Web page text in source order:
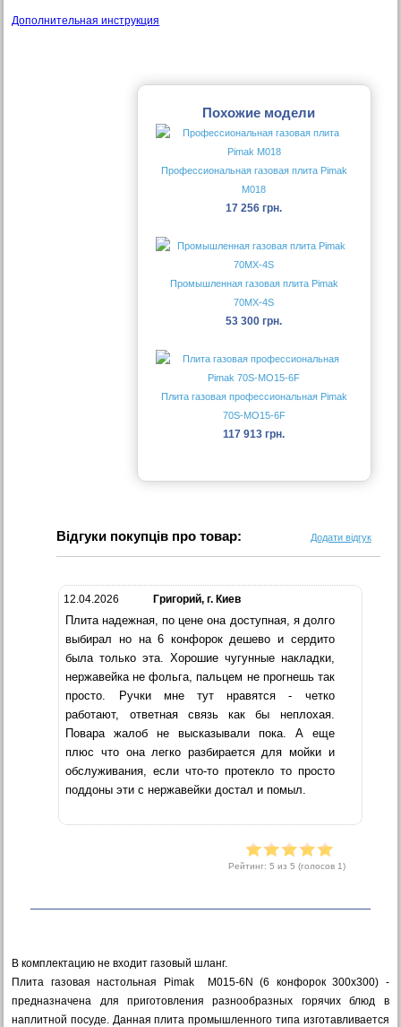
Дополнительная инструкция
Похожие модели
Профессиональная газовая плита Pimak
М018
17 256 грн.
Промышленная газовая плита Pimak
70MX-4S
53 300 грн.
Плита газовая профессиональная Pimak
70S-МО15-6F
117 913 грн.
Відгуки покупців про товар: Додати відгук
12.04.2026 Григорий, г. Киев
Плита надежная, по цене она доступная, я долго
выбирал но на 6 конфорок дешево и сердито
была только эта. Хорошие чугунные накладки,
нержавейка не фольга, пальцем не прогнешь так
просто. Ручки мне тут нравятся - четко
работают, ответная связь как бы неплохая.
Повара жалоб не высказывали пока. А еще
плюс что она легко разбирается для мойки и
обслуживания, если что-то протекло то просто
поддоны эти с нержавейки достал и помыл.
Рейтинг: 5 из 5 (голосов 1)
В комплектацию не входит газовый шланг.
Плита газовая настольная Pimak M015-6N (6 конфорок 300x300) -
предназначена для приготовления разнообразных горячих блюд в
наплитной посуде. Данная плита промышленного типа изготавливается